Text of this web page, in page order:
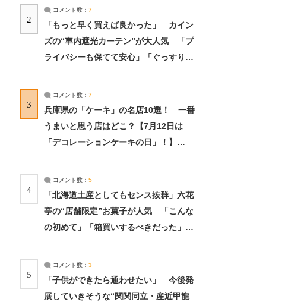
2
コメント数： 7
「もっと早く買えば良かった」 カイン
ズの“車内遮光カーテン”が大人気 「プ
ライバシーも保てて安心」「ぐっすり眠
3
コメント数： 7
兵庫県の「ケーキ」の名店10選！ 一番
うまいと思う店はどこ？【7月12日は
「デコレーションケーキの日」！】
4
コメント数： 5
「北海道土産としてもセンス抜群」六花
亭の“店舗限定”お菓子が人気 「こんな
の初めて」「箱買いするべきだった」
5
コメント数： 3
「子供ができたら通わせたい」 今後発
展していきそうな“関関同立・産近甲龍